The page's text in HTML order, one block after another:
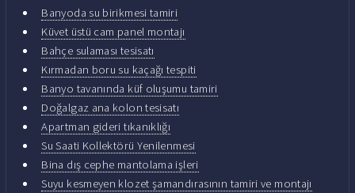
Banyoda su birikmesi tamiri
Küvet üstü cam panel montajı
Bahçe sulaması tesisatı
Kırmadan boru su kaçağı tespiti
Banyo tavanında küf oluşumu tamiri
Doğalgaz ana kolon tesisatı
Apartman gideri tıkanıklığı
Su Saati Kollektörü Yenilenmesi
Bina dış cephe mantolama işleri
Suyu kesmeyen klozet şamandırasının tamiri ve montajı